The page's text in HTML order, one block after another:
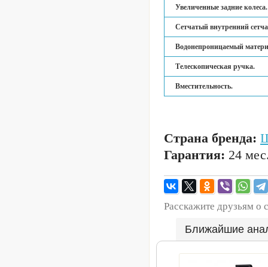
Увеличенные задние колеса.
Сетчатый внутренний
Водонепроницаемый
Телескопическая ручка.
Вместительность.
Страна бренда:
Гарантия: 24
Расскажите друзьям о
Ближайшие